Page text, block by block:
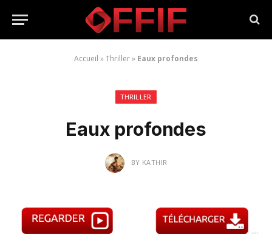
Accueil »Thriller» Eaux profondes
THRILLER
Eaux profondes
BY KATHIR